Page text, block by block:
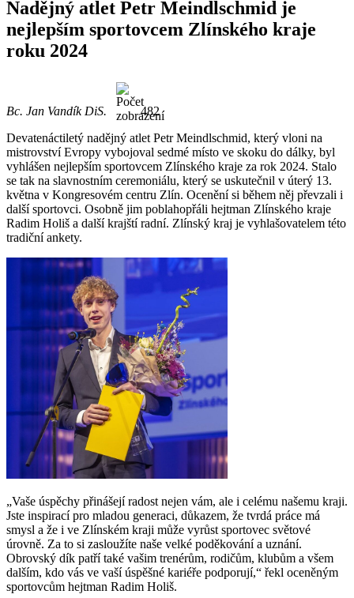
Nadějný atlet Petr Meindlschmid je
nejlepším sportovcem Zlínského kraje
roku 2024
Bc. Jan Vandík DiS.
482
Devatenáctiletý nadějný atlet Petr Meindlschmid, který vloni na
mistrovství Evropy vybojoval sedmé místo ve skoku do dálky, byl
vyhlášen nejlepším sportovcem Zlínského kraje za rok 2024. Stalo
se tak na slavnostním ceremoniálu, který se uskutečnil v úterý 13.
května v Kongresovém centru Zlín. Ocenění si během něj převzali i
další sportovci. Osobně jim poblahopřáli hejtman Zlínského kraje
Radim Holiš a další krajští radní. Zlínský kraj je vyhlašovatelem této
tradiční ankety.
„Vaše úspěchy přinášejí radost nejen vám, ale i celému našemu kraji.
Jste inspirací pro mladou generaci, důkazem, že tvrdá práce má
smysl a že i ve Zlínském kraji může vyrůst sportovec světové
úrovně. Za to si zasloužíte naše velké poděkování a uznání.
Obrovský dík patří také vašim trenérům, rodičům, klubům a všem
dalším, kdo vás ve vaší úspěšné kariéře podporují,“ řekl oceněným
sportovcům hejtman Radim Holiš.